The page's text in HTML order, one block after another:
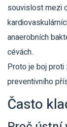
souvislost mezi
anaerobních
cévách.
Proto je boj
preventivního
Často